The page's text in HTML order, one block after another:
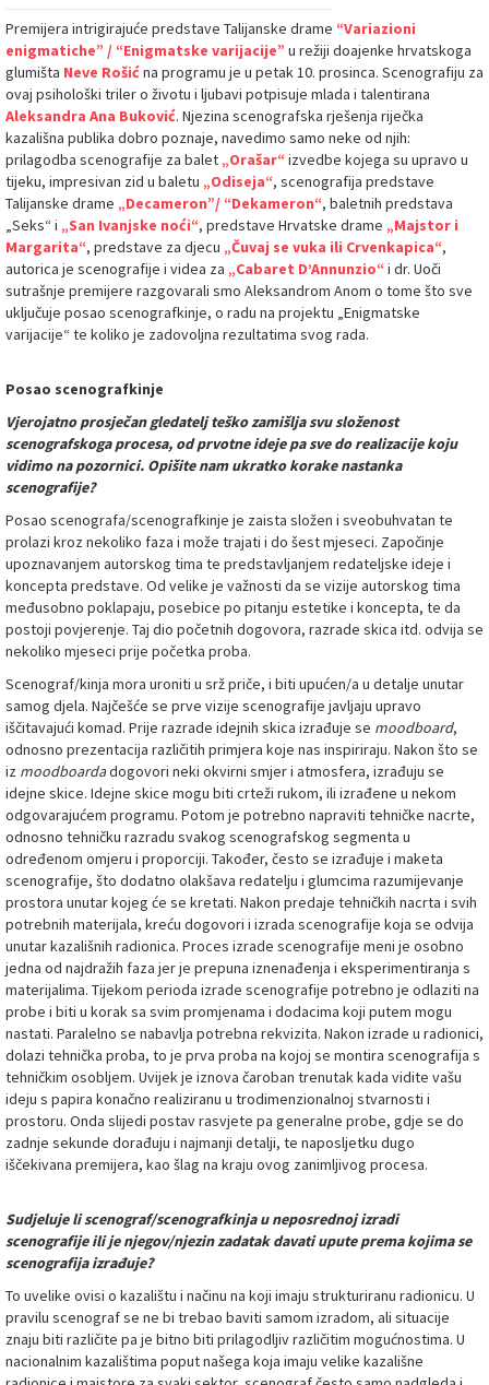
Premijera intrigirajuće predstave Talijanske drame “Variazioni
enigmatiche” / “Enigmatske varijacije” u režiji doajenke hrvatskoga
glumišta Neve Rošićna programu je u petak 10. prosinca. Scenografiju za
ovaj psihološki triler o životu i ljubavi potpisuje mlada i talentirana
Aleksandra Ana Buković. Njezina scenografska rješenja riječka
kazališna publika dobro poznaje, navedimo samo neke od njih:
prilagodba scenografije za balet „Orašar“ izvedbe kojega su upravo u
tijeku, impresivan zid u baletu „Odiseja“, scenografija predstave
Talijanske drame „Decameron”/ “Dekameron“, baletnih predstava
„Seks“ i „San Ivanjske noći“, predstave Hrvatske drame „Majstor i
Margarita“, predstave za djecu „Čuvaj se vuka ili Crvenkapica“,
autorica je scenografije i videa za „Cabaret D’Annunzio“ i dr. Uoči
sutrašnje premijere razgovarali smo Aleksandrom Anom o tome što sve
uključuje posao scenografkinje, o radu na projektu „Enigmatske
varijacije“ te koliko je zadovoljna rezultatima svog rada.
Posao scenografkinje
Vjerojatno prosječan gledatelj teško zamišlja svu složenost
scenografskoga procesa, od prvotne ideje pa sve do realizacije koju
vidimo na pozornici. Opišite nam ukratko korake nastanka
scenografije?
Posao scenografa/scenografkinje je zaista složen i sveobuhvatan te
prolazi kroz nekoliko faza i može trajati i do šest mjeseci. Započinje
upoznavanjem autorskog tima te predstavljanjem redateljske ideje i
koncepta predstave. Od velike je važnosti da se vizije autorskog tima
međusobno poklapaju, posebice po pitanju estetike i koncepta, te da
postoji povjerenje. Taj dio početnih dogovora, razrade skica itd. odvija se
nekoliko mjeseci prije početka proba.
Scenograf/kinja mora uroniti u srž priče, i biti upućen/a u detalje unutar
samog djela. Najčešće se prve vizije scenografije javljaju upravo
iščitavajući komad. Prije razrade idejnih skica izrađuje se moodboard,
odnosno prezentacija različitih primjera koje nas inspiriraju. Nakon što se
iz moodboardadogovori neki okvirni smjer i atmosfera, izrađuju se
idejne skice. Idejne skice mogu biti crteži rukom, ili izrađene u nekom
odgovarajućem programu. Potom je potrebno napraviti tehničke nacrte,
odnosno tehničku razradu svakog scenografskog segmenta u
određenom omjeru i proporciji. Također, često se izrađuje i maketa
scenografije, što dodatno olakšava redatelju i glumcima razumijevanje
prostora unutar kojeg će se kretati. Nakon predaje tehničkih nacrta i svih
potrebnih materijala, kreću dogovori i izrada scenografije koja se odvija
unutar kazališnih radionica. Proces izrade scenografije meni je osobno
jedna od najdražih faza jer je prepuna iznenađenja i eksperimentiranja s
materijalima. Tijekom perioda izrade scenografije potrebno je odlaziti na
probe i biti u korak sa svim promjenama i dodacima koji putem mogu
nastati. Paralelno se nabavlja potrebna rekvizita. Nakon izrade u radionici,
dolazi tehnička proba, to je prva proba na kojoj se montira scenografija s
tehničkim osobljem. Uvijek je iznova čaroban trenutak kada vidite vašu
ideju s papira konačno realiziranu u trodimenzionalnoj stvarnosti i
prostoru. Onda slijedi postav rasvjete pa generalne probe, gdje se do
zadnje sekunde dorađuju i najmanji detalji, te naposljetku dugo
iščekivana premijera, kao šlag na kraju ovog zanimljivog procesa.
Sudjeluje li scenograf/scenografkinja u neposrednoj izradi
scenografije ili je njegov/njezin zadatak davati upute prema kojima se
scenografija izrađuje?
To uvelike ovisi o kazalištu i načinu na koji imaju strukturiranu radionicu. U
pravilu scenograf se ne bi trebao baviti samom izradom, ali situacije
znaju biti različite pa je bitno biti prilagodljiv različitim mogućnostima. U
nacionalnim kazalištima poput našega koja imaju velike kazališne